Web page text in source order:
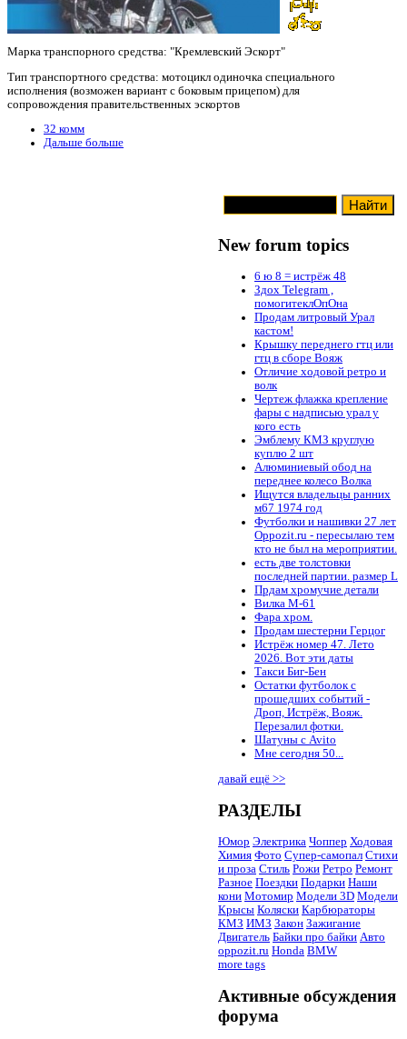
Марка транспорного средства: "Кремлевский Эскорт"
Тип транспортного средства: мотоцикл одиночка специального
исполнения (возможен вариант с боковым прицепом) для
сопровождения правительственных эскортов
32 комм
Дальше больше
New forum topics
6 ю 8 = истрёж 48
Здох Telegram ,
помогитеклОпОна
Продам литровый Урал
кастом!
Крышку переднего гтц или
гтц в сборе Вояж
Отличие ходовой ретро и
волк
Чертеж флажка крепление
фары с надписью урал у
кого есть
Эмблему КМЗ круглую
куплю 2 шт
Алюминиевый обод на
переднее колесо Волка
Ищутся владельцы ранних
м67 1974 год
Футболки и нашивки 27 лет
Oppozit.ru - пересылаю тем
кто не был на мероприятии.
есть две толстовки
последней партии. размер L
Прдам хромучие детали
Вилка М-61
Фара хром.
Продам шестерни Герцог
Истрёж номер 47. Лето
2026. Вот эти даты
Такси Биг-Бен
Остатки футболок с
прошедших событий -
Дроп, Истрёж, Вояж.
Перезалил фотки.
Шатуны с Avito
Мне сегодня 50...
давай ещё >>
РАЗДЕЛЫ
Юмор Электрика Чоппер Ходовая
Химия Фото Супер-самопал Стихи
и проза Стиль Рожи Ретро Ремонт
Разное Поездки Подарки Наши
кони Мотомир Модели 3D Модели
Крысы Коляски Карбюраторы
КМЗ ИМЗ Закон Зажигание
Двигатель Байки про байки Авто
oppozit.ru Honda BMW
more tags
Активные обсуждения
форума